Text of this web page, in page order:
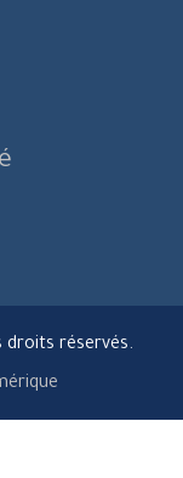
droits réservés.